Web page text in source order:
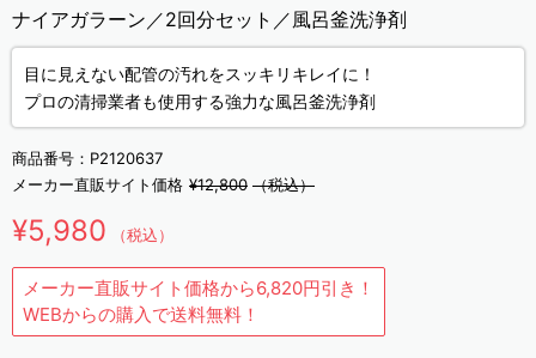
ナイアガラーン／2回分セット／風呂釜洗浄剤
目に見えない配管の汚れをスッキリキレイに！
プロの清掃業者も使用する強力な風呂釜洗浄剤
商品番号： P2120637
メーカー直販サイト価格 ¥12,800 （税込）
¥5,980 （税込）
メーカー直販サイト価格から6,820円引き！
WEBからの購入で送料無料！